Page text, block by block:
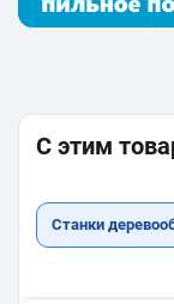
С этим
Станки